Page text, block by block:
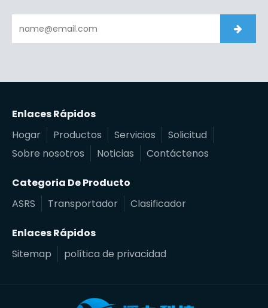
Enlaces Rápidos
Hogar
Productos Servicios
Solicitud
Sobre nosotros
Noticias Contáctenos
Categoria De Producto
ASRS
Transportador Clasificador
Enlaces Rápidos
Sitemap
política de privacidad